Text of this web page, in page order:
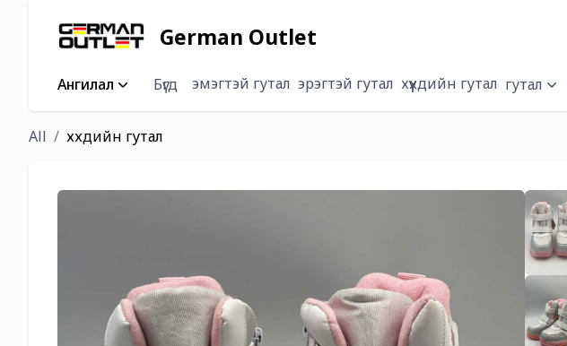
German Outlet
Ангилал Бүгд эмэгтэй гутал эрэгтэй гутал хүүхдийн гутал гутал
All хүүхдийн гутал